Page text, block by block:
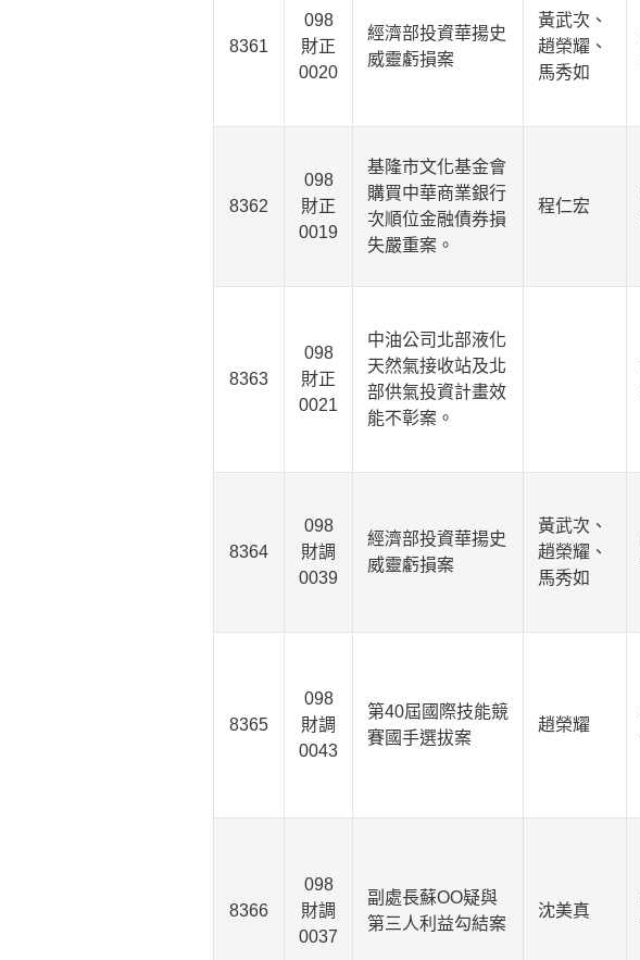
8361
098
財正
0020
經濟部投資華揚史
威靈虧損案
黃武次、
趙榮耀、
馬秀如
8362
098
財正
0019
基隆市文化基金會
購買中華商業銀行
次順位金融債券損
失嚴重案。
程仁宏
8363
098
財正
0021
中油公司北部液化
天然氣接收站及北
部供氣投資計畫效
能不彰案。
8364
098
財調
0039
經濟部投資華揚史
威靈虧損案
黃武次、
趙榮耀、
馬秀如
8365
098
財調
0043
第40屆國際技能競
賽國手選拔案
趙榮耀
8366
098
財調
0037
副處長蘇OO疑與
第三人利益勾結案
沈美真